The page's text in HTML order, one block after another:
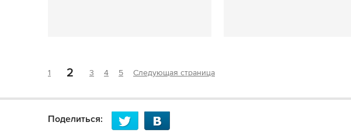
1 2 3 4 5 Следующая страница
Поделиться: